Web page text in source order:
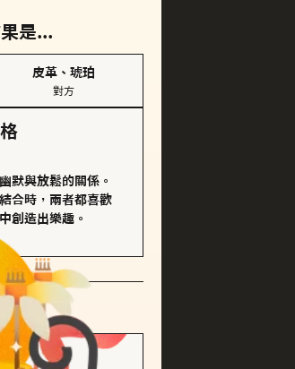
是...
皮革、琥珀
對方
默與放鬆的關係。
合時，兩者都喜歡
創造出樂趣。
...